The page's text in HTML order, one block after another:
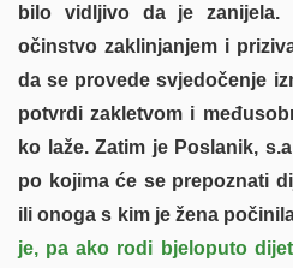
bilo vidljivo da je
očinstvo zaklinjanjem i
da se provede svjedočenje
potvrdi zakletvom i
ko laže. Zatim je Poslanik,
po kojima će se prepoznati
ili onoga s kim je žena
je, pa ako rodi bjeloputo